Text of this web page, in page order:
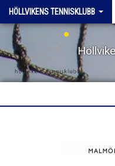
HÖLLVIKENS TENNISKLUBB